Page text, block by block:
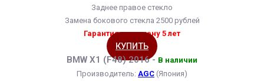
Заднее правое стекло
Замена бокового стекла 2500 рублей
Гарантия на замену 5 лет
КУПИТЬ
BMW X1 (F48) 2016 - В наличии
Производитель: AGC (Япония)